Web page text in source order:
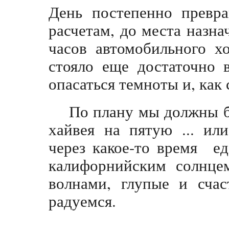
День постепенно
расчетам, до места
часов автомобильного
стояло еще
опасаться темноты и,
По плану мы должны
хайвея на пятую ...
через какое-то время
калифорнийским
волнами, глупые и
радуемся.